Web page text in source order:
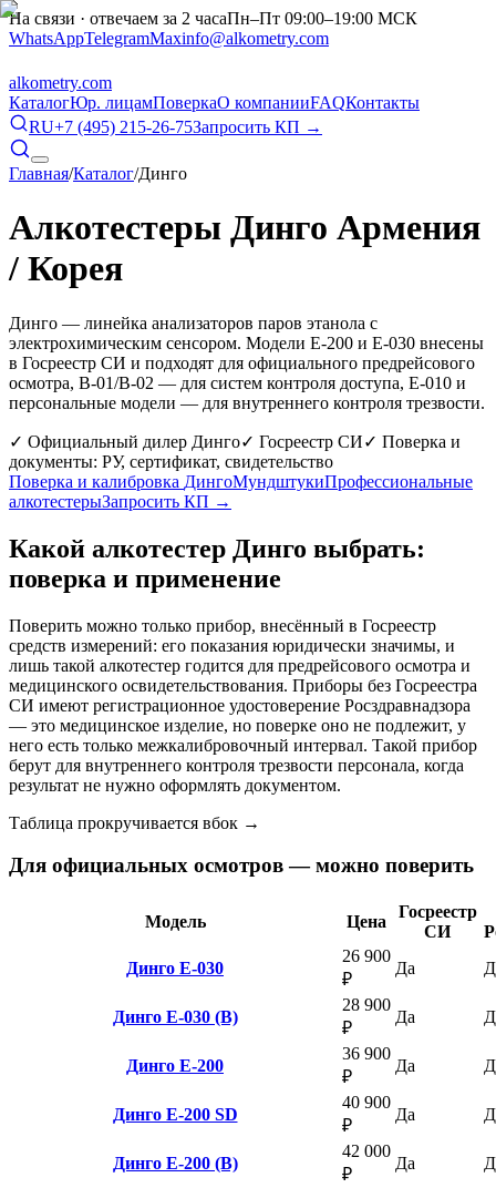
На связи · отвечаем за 2 часаПн–Пт 09:00–19:00 МСК
WhatsAppTelegramMaxinfo@alkometry.com
alkometry.com
КаталогЮр. лицамПоверкаО компанииFAQКонтакты
RU+7 (495) 215-26-75Запросить КП →
Главная/Каталог/Динго
Алкотестеры Динго Армения
/ Корея
Динго — линейка анализаторов паров этанола с
электрохимическим сенсором. Модели E-200 и E-030 внесены
в Госреестр СИ и подходят для официального предрейсового
осмотра, В-01/В-02 — для систем контроля доступа, Е-010 и
персональные модели — для внутреннего контроля трезвости.
✓ Официальный дилер Динго✓ Госреестр СИ✓ Поверка и
документы: РУ, сертификат, свидетельство
Поверка и калибровка ДингоМундштукиПрофессиональные
алкотестерыЗапросить КП →
Какой алкотестер Динго выбрать:
поверка и применение
Поверить можно только прибор, внесённый в Госреестр
средств измерений: его показания юридически значимы, и
лишь такой алкотестер годится для предрейсового осмотра и
медицинского освидетельствования. Приборы без Госреестра
СИ имеют регистрационное удостоверение Росздравнадзора
— это медицинское изделие, но поверке оно не подлежит, у
него есть только межкалибровочный интервал. Такой прибор
берут для внутреннего контроля трезвости персонала, когда
результат не нужно оформлять документом.
Таблица прокручивается вбок →
Для официальных осмотров — можно поверить
Модель Цена
Госреестр
СИ
Динго Е-030
26 900
₽
Да
Динго Е-030 (B)
28 900
₽
Да
Динго E-200
36 900
₽
Да
Динго E-200 SD
40 900
₽
Да
Динго E-200 (B)
42 000
₽
Да